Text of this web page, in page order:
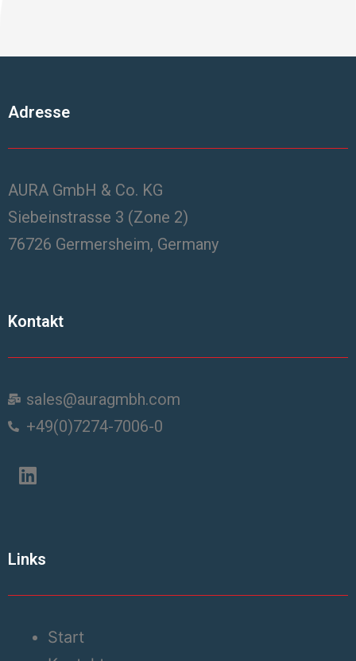
Adresse
AURA GmbH & Co. KG
Siebeinstrasse 3 (Zone 2)
76726 Germersheim, Germany
Kontakt
sales@auragmbh.com
+49(0)7274-7006-0
Links
Start